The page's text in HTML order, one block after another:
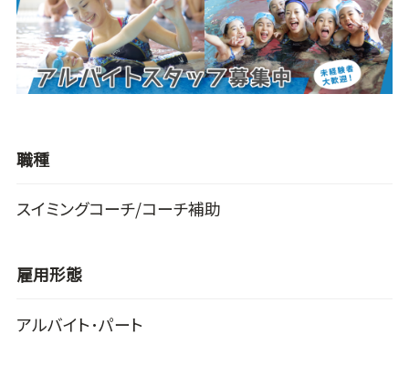
職種
スイミングコーチ/コーチ補助
雇用形態
アルバイト･パート